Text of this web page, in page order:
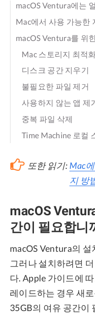
macOS Ventura에는
Mac에서 사용 가능한
macOS Ventura를 위
Mac 스토리지 최적
디스크 공간 지우기
불필요한 파일 제거
사용하지 않는 앱 제
중복 파일 삭제
Time Machine 로컬
또한 읽기: Mac
지 방
macOS
간이 필요합니
macOS Ventura의
그러나 설치하려면
다. Apple 가이드에
레이드하는 경우 새
35GB의 여유 공간이